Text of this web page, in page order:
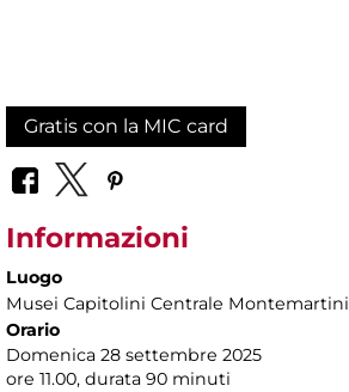
Gratis con la MIC card
Informazioni
Luogo
Musei Capitolini Centrale Montemartini
Orario
Domenica 28 settembre 2025
ore 11.00, durata 90 minuti